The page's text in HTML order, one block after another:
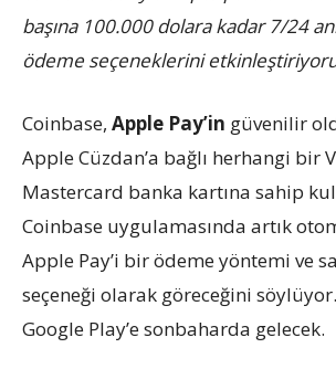
başına 100.000 dolara kadar 7/24
ödeme seçeneklerini
Coinbase, Apple Pay’in güvenilir
Apple Cüzdan’a bağlı herhangi bir
Mastercard banka kartına sahip
Coinbase uygulamasında artık
Apple Pay’i bir ödeme yöntemi ve
seçeneği olarak göreceğini
Google Play’e sonbaharda gelecek.